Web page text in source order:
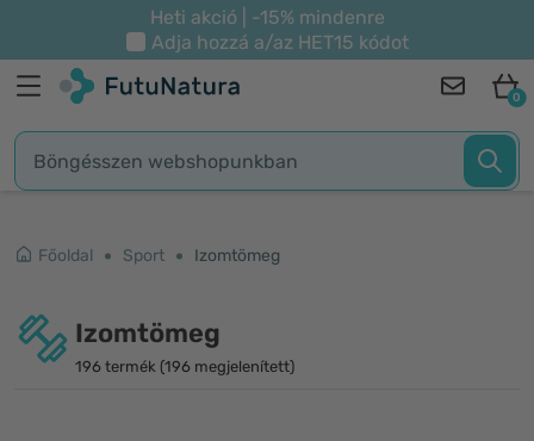
Heti akció | -15% mindenre
Adja hozzá a/az HET15 kódot
0
Főoldal Sport Izomtömeg
Izomtömeg
196 termék (196 megjelenített)